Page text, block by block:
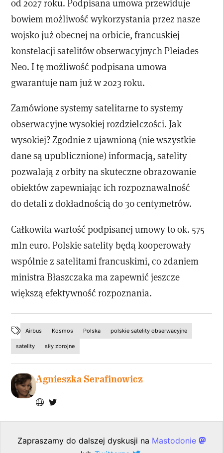
od 2027 roku. Podpisana umowa przewiduje
bowiem możliwość wykorzystania przez nasze
wojsko już obecnej na orbicie, francuskiej
konstelacji satelitów obserwacyjnych Pleiades
Neo. I tę możliwość podpisana umowa
gwarantuje nam już w 2023 roku.
Zamówione systemy satelitarne to systemy
obserwacyjne wysokiej rozdzielczości. Jak
wysokiej? Zgodnie z ujawnioną (nie wszystkie
dane są upublicznione) informacją, satelity
pozwalają z orbity na skuteczne obrazowanie
obiektów zapewniając ich rozpoznawalność
do detali z dokładnością do 30 centymetrów.
Całkowita wartość podpisanej umowy to ok. 575
mln euro. Polskie satelity będą kooperowały
wspólnie z satelitami francuskimi, co zdaniem
ministra Błaszczaka ma zapewnić jeszcze
większą efektywność rozpoznania.
Airbus Kosmos Polska polskie satelity obserwacyjne
satelity siły zbrojne
Agnieszka Serafinowicz
Zapraszamy do dalszej dyskusji na Mastodonie